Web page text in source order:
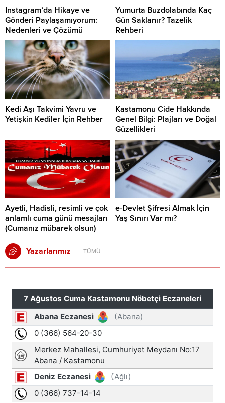
Instagram’da Hikaye ve
Gönderi Paylaşamıyorum:
Nedenleri ve Çözümü
Yumurta Buzdolabında Kaç
Gün Saklanır? Tazelik
Rehberi
Kedi Aşı Takvimi Yavru ve
Yetişkin Kediler İçin Rehber
Kastamonu Cide Hakkında
Genel Bilgi: Plajları ve Doğal
Güzellikleri
Ayetli, Hadisli, resimli ve çok
anlamlı cuma günü mesajları
(Cumanız mübarek olsun)
e-Devlet Şifresi Almak İçin
Yaş Sınırı Var mı?
Yazarlarımız TÜMÜ